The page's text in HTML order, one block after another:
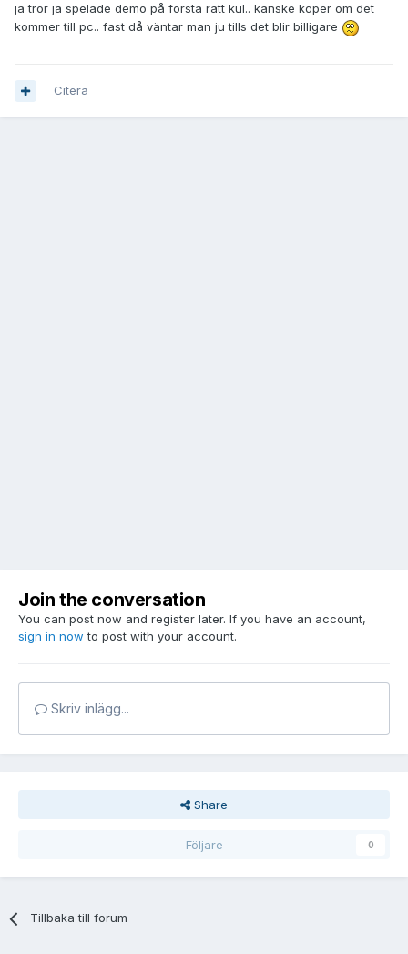
ja tror ja spelade demo på första rätt kul.. kanske köper om det
kommer till pc.. fast då väntar man ju tills det blir billigare
Citera
Join the conversation
You can post now and register later. If you have an account,
sign in now to post with your account.
Skriv inlägg...
Share
Följare 0
Tillbaka till forum